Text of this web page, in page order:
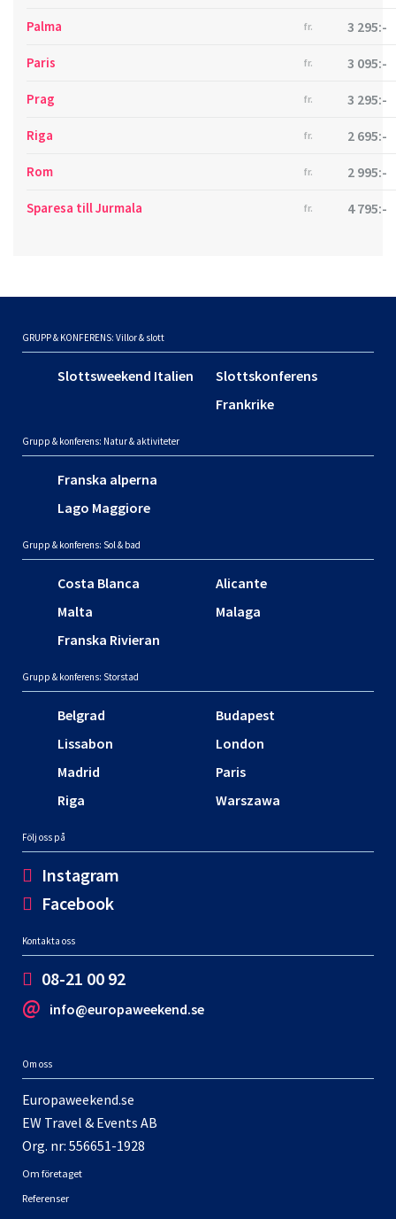
Palma fr. 3 295:-
Paris fr. 3 095:-
Prag fr. 3 295:-
Riga fr. 2 695:-
Rom fr. 2 995:-
Sparesa till Jurmala fr. 4 795:-
GRUPP & KONFERENS: Villor & slott
Slottsweekend Italien
Slottskonferens
Frankrike
Grupp & konferens: Natur & aktiviteter
Franska alperna
Lago Maggiore
Grupp & konferens: Sol & bad
Costa Blanca
Alicante
Malta
Malaga
Franska Rivieran
Grupp & konferens: Storstad
Belgrad
Budapest
Lissabon
London
Madrid
Paris
Riga
Warszawa
Följ oss på
Instagram
Facebook
Kontakta oss
08-21 00 92
info@europaweekend.se
Om oss
Europaweekend.se
EW Travel & Events AB
Org. nr: 556651-1928
Om företaget
Referenser